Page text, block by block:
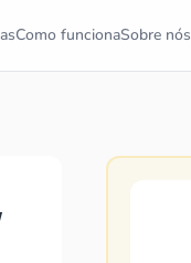
Como funcionaSobre nós